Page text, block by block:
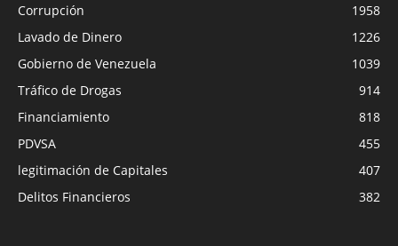
Corrupción
1958
Lavado de Dinero
1226
Gobierno de Venezuela
1039
Tráfico de Drogas
914
Financiamiento
818
PDVSA
455
legitimación de Capitales
407
Delitos Financieros
382